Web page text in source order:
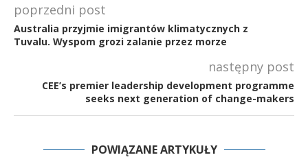
poprzedni post
Australia przyjmie imigrantów klimatycznych z
Tuvalu. Wyspom grozi zalanie przez morze
następny post
CEE’s premier leadership development programme
seeks next generation of change-makers
POWIĄZANE ARTYKUŁY